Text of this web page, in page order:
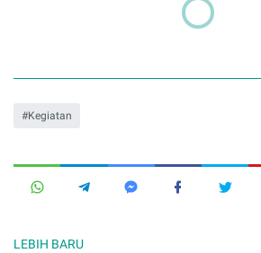
Kegiatan
LEBIH BARU